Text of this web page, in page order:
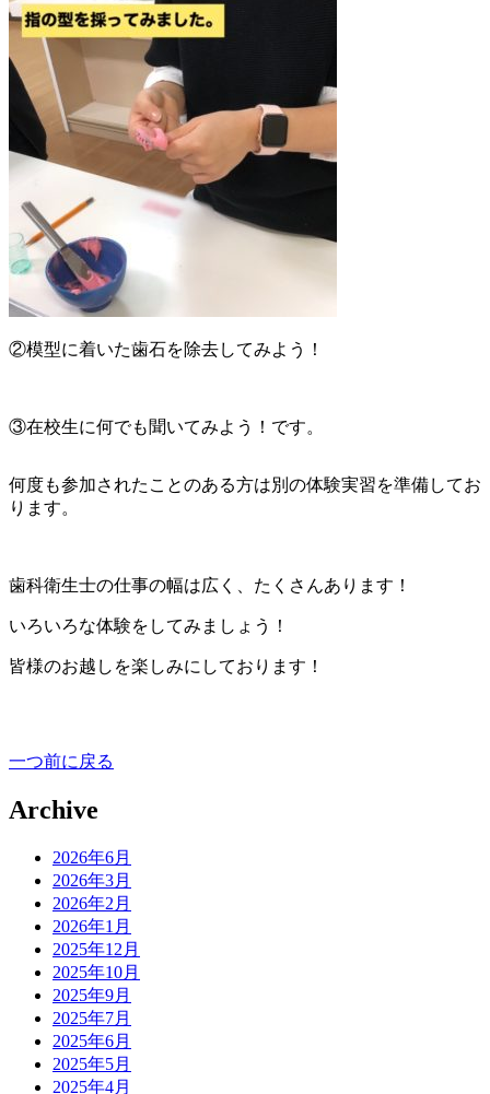
②模型に着いた歯石を除去してみよう！
③在校生に何でも聞いてみよう！です。
何度も参加されたことのある方は別の体験実習を準備してお
ります。
歯科衛生士の仕事の幅は広く、たくさんあります！
いろいろな体験をしてみましょう！
皆様のお越しを楽しみにしております！
一つ前に戻る
Archive
2026年6月
2026年3月
2026年2月
2026年1月
2025年12月
2025年10月
2025年9月
2025年7月
2025年6月
2025年5月
2025年4月